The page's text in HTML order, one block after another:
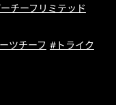
チーフリミテッド
ツチーフ #トライク